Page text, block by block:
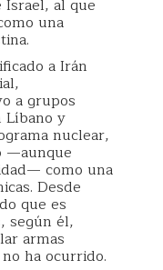
Israel, al que
una
a Irán
a grupos
Líbano y
nuclear,
—aunque
como una
Desde
que es
según él,
armas
ha ocurrido.